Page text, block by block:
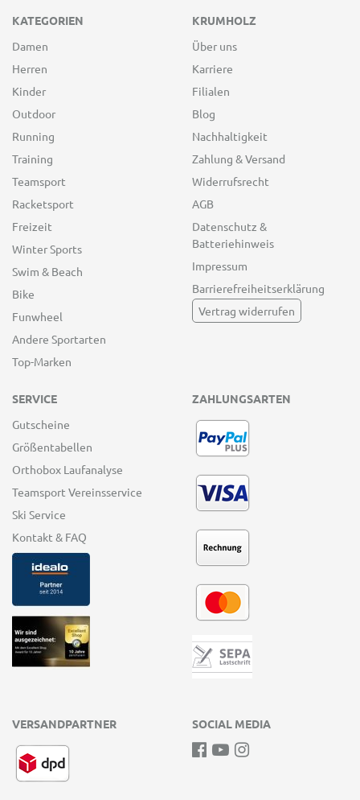
KATEGORIEN
Damen
Herren
Kinder
Outdoor
Running
Training
Teamsport
Racketsport
Freizeit
Winter Sports
Swim & Beach
Bike
Funwheel
Andere Sportarten
Top-Marken
KRUMHOLZ
Über uns
Karriere
Filialen
Blog
Nachhaltigkeit
Zahlung & Versand
Widerrufsrecht
AGB
Datenschutz &
Batteriehinweis
Impressum
Barrierefreiheitserklärung
Vertrag widerrufen
SERVICE
Gutscheine
Größentabellen
Orthobox Laufanalyse
Teamsport Vereinsservice
Ski Service
Kontakt & FAQ
ZAHLUNGSARTEN
VERSANDPARTNER SOCIAL MEDIA